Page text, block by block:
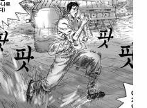
거인 이현세 화백의 신작 창천수호
위는 우리나라 만화사에 큰 획을 그
을 대작으로, 가까운 미래의 통일한
국을 배경으로 한 미래무협 수사극
이다. 스포츠동아는 창천수호위의
연재에 앞서 독자들의 이해를 돕기
위해 만화평론가 박석환(36) 씨의